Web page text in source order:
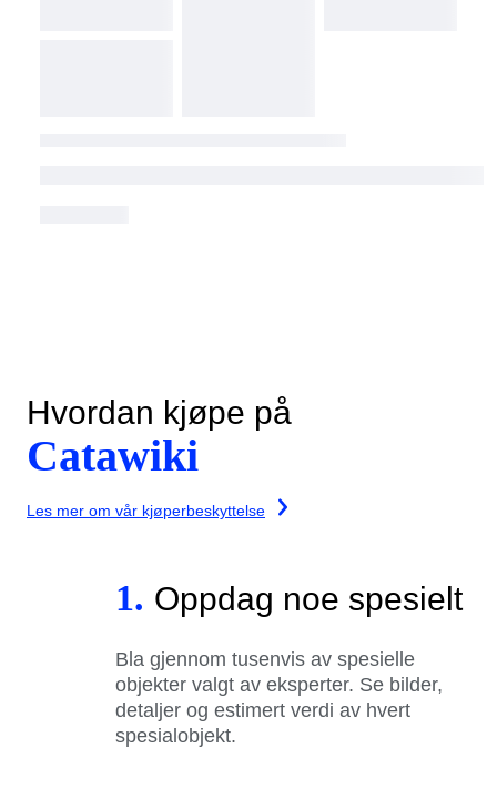
Hvordan kjøpe på
Catawiki
Les mer om vår kjøperbeskyttelse
1. Oppdag noe spesielt
Bla gjennom tusenvis av spesielle
objekter valgt av eksperter. Se bilder,
detaljer og estimert verdi av hvert
spesialobjekt.